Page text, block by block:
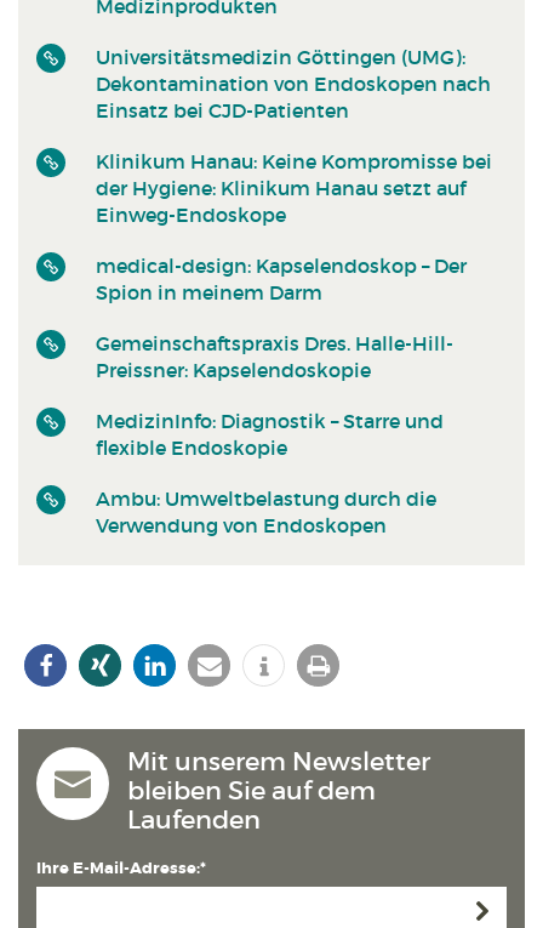
Medizinprodukten
Universitätsmedizin Göttingen (UMG):
Dekontamination von Endoskopen nach
Einsatz bei CJD-Patienten
Klinikum Hanau: Keine Kompromisse bei
der Hygiene: Klinikum Hanau setzt auf
Einweg-Endoskope
medical-design: Kapselendoskop – Der
Spion in meinem Darm
Gemeinschaftspraxis Dres. Halle-Hill-
Preissner: Kapselendoskopie
MedizinInfo: Diagnostik – Starre und
flexible Endoskopie
Ambu: Umweltbelastung durch die
Verwendung von Endoskopen
Mit unserem Newsletter
bleiben Sie auf dem
Laufenden
Ihre E-Mail-Adresse:*